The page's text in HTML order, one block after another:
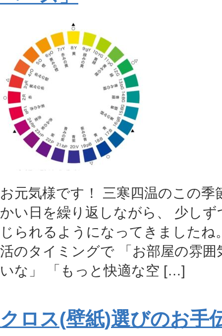
お元気様です！ 三寒四温のこの季
かい日を繰り返しながら、 少しず
じられるようになってきました
活のタイミングで 「お部屋の雰囲
いな」 「もっと快適な空 […]
クロス(壁紙)選びのお手